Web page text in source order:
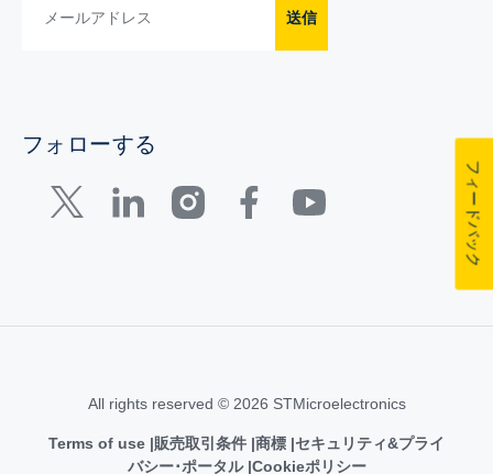
送信
フォローする
All rights reserved © 2026 STMicroelectronics
Terms of use 販売取引条件 商標 セキュリティ&プライ
バシー･ポータル Cookieポリシー
フィードバック